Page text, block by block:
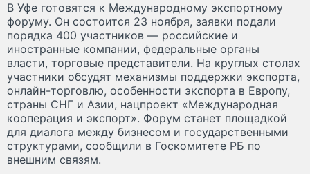
В Уфе готовятся к Международному экспортному
форуму. Он состоится 23 ноября, заявки подали
порядка 400 участников — российские и
иностранные компании, федеральные органы
власти, торговые представители. На круглых столах
участники обсудят механизмы поддержки экспорта,
онлайн-торговлю, особенности экспорта в Европу,
страны СНГ и Азии, нацпроект «Международная
кооперация и экспорт». Форум станет площадкой
для диалога между бизнесом и государственными
структурами, сообщили в Госкомитете РБ по
внешним связям.